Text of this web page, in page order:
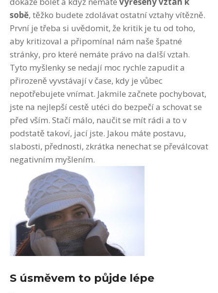
sobě, těžko budete zdolávat ostatní vztahy vítězně.
První je třeba si uvědomit, že kritik je tu od toho,
aby kritizoval a připomínal nám naše špatné
stránky, pro které nemáte právo na další vztah.
Tyto myšlenky se nedají moc rychle zapudit a
přirozeně vyvstávají v čase, kdy je vůbec
nepotřebujete vnímat. Jakmile začnete pochybovat,
jste na nejlepší cestě utéci do bezpečí a schovat se
před vším. Stačí málo, naučit se mít rádi a to v
podstatě takoví, jací jste. Jakou máte postavu,
slabosti, přednosti, zkrátka nenechat se převálcovat
negativním myšlením.
S úsměvem to půjde lépe